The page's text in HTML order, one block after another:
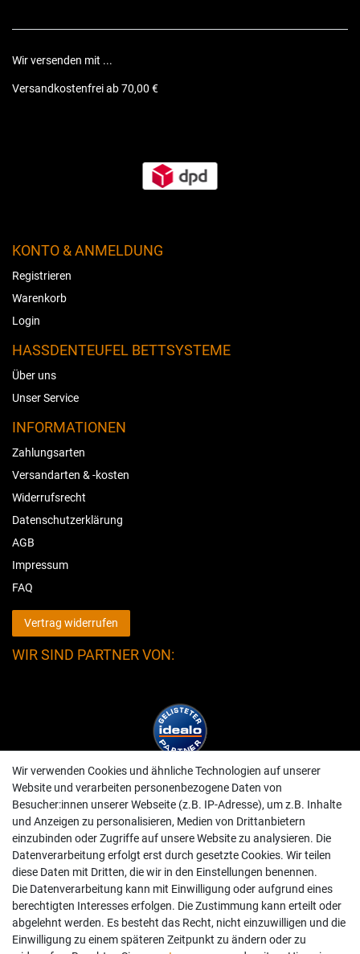
Wir versenden mit ...
Versandkostenfrei ab 70,00 €
KONTO & ANMELDUNG
Registrieren
Warenkorb
Login
HASSDENTEUFEL BETTSYSTEME
Über uns
Unser Service
INFORMATIONEN
Zahlungsarten
Versandarten & -kosten
Widerrufsrecht
Datenschutzerklärung
AGB
Impressum
FAQ
Vertrag widerrufen
WIR SIND PARTNER VON:
Wir verwenden Cookies und ähnliche Technologien auf unserer
Website und verarbeiten personenbezogene Daten von
Besucher:innen unserer Webseite (z.B. IP-Adresse), um z.B. Inhalte
und Anzeigen zu personalisieren, Medien von Drittanbietern
einzubinden oder Zugriffe auf unsere Website zu analysieren. Die
Datenverarbeitung erfolgt erst durch gesetzte Cookies. Wir teilen
diese Daten mit Dritten, die wir in den Einstellungen benennen.
Die Datenverarbeitung kann mit Einwilligung oder aufgrund eines
berechtigten Interesses erfolgen. Die Zustimmung kann erteilt oder
abgelehnt werden. Es besteht das Recht, nicht einzuwilligen und die
Einwilligung zu einem späteren Zeitpunkt zu ändern oder zu